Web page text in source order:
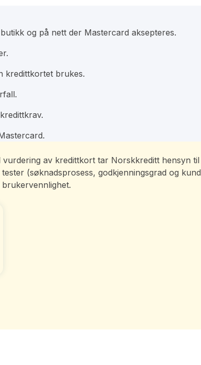
og på nett der Mastercard aksepteres.
kredittkortet brukes.
av kredittkort tar Norskkreditt hensyn
(søknadsprosess, godkjenningsgrad og